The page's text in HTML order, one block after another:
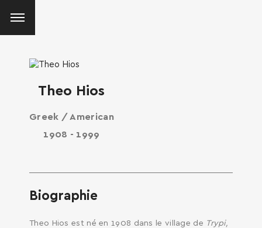
Theo Hios
Greek / American
1908 - 1999
Biographie
Theo Hios est né en 1908 dans le village de Trypi,